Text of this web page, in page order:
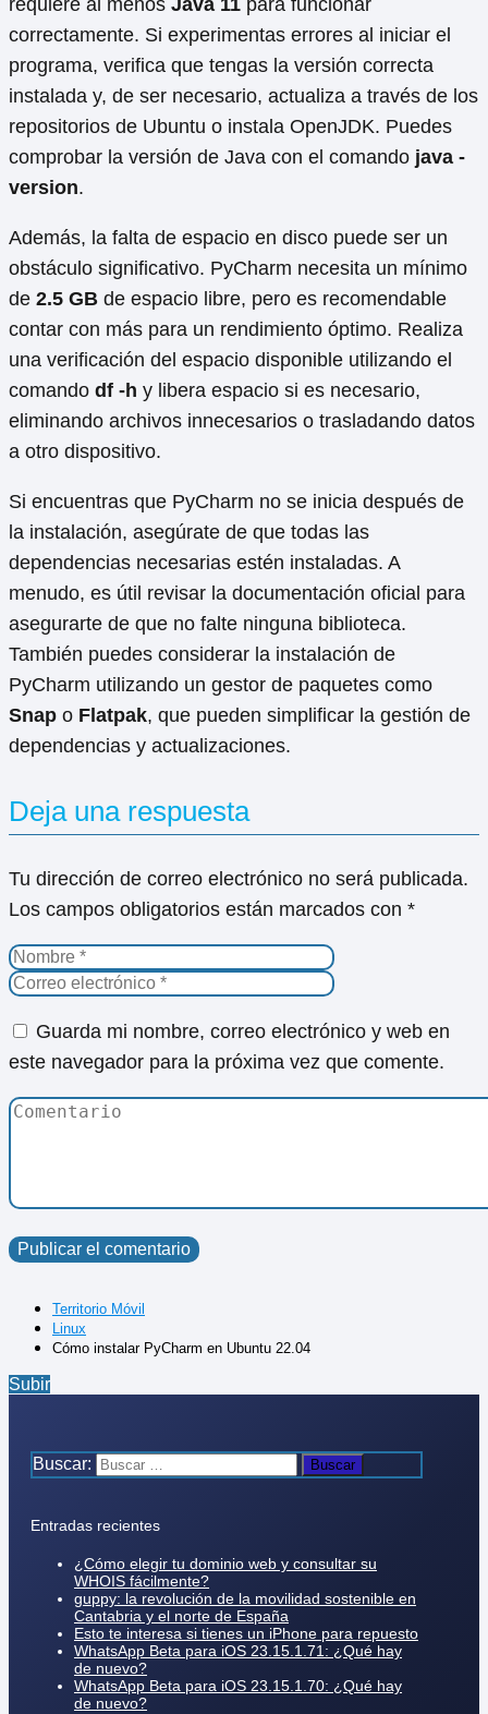
requiere al menos Java 11 para funcionar
correctamente. Si experimentas errores al iniciar el
programa, verifica que tengas la versión correcta
instalada y, de ser necesario, actualiza a través de los
repositorios de Ubuntu o instala OpenJDK. Puedes
comprobar la versión de Java con el comando java -
version.
Además, la falta de espacio en disco puede ser un
obstáculo significativo. PyCharm necesita un mínimo
de 2.5 GB de espacio libre, pero es recomendable
contar con más para un rendimiento óptimo. Realiza
una verificación del espacio disponible utilizando el
comando df -h y libera espacio si es necesario,
eliminando archivos innecesarios o trasladando datos
a otro dispositivo.
Si encuentras que PyCharm no se inicia después de
la instalación, asegúrate de que todas las
dependencias necesarias estén instaladas. A
menudo, es útil revisar la documentación oficial para
asegurarte de que no falte ninguna biblioteca.
También puedes considerar la instalación de
PyCharm utilizando un gestor de paquetes como
Snap o Flatpak, que pueden simplificar la gestión de
dependencias y actualizaciones.
Deja una respuesta
Tu dirección de correo electrónico no será publicada.
Los campos obligatorios están marcados con *
Guarda mi nombre, correo electrónico y web en
este navegador para la próxima vez que comente.
Territorio Móvil
Linux
Cómo instalar PyCharm en Ubuntu 22.04
Subir
Buscar:
Entradas recientes
¿Cómo elegir tu dominio web y consultar su
WHOIS fácilmente?
guppy: la revolución de la movilidad sostenible en
Cantabria y el norte de España
Esto te interesa si tienes un iPhone para repuesto
WhatsApp Beta para iOS 23.15.1.71: ¿Qué hay
de nuevo?
WhatsApp Beta para iOS 23.15.1.70: ¿Qué hay
de nuevo?